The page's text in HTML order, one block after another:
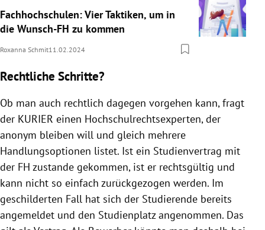
Fachhochschulen: Vier Taktiken, um in
die Wunsch-FH zu kommen
Roxanna Schmit11.02.2024
Rechtliche Schritte?
Ob man auch rechtlich dagegen vorgehen kann, fragt
der KURIER einen Hochschulrechtsexperten, der
anonym bleiben will und gleich mehrere
Handlungsoptionen listet. Ist ein Studienvertrag mit
der FH zustande gekommen, ist er rechtsgültig und
kann nicht so einfach zurückgezogen werden. Im
geschilderten Fall hat sich der Studierende bereits
angemeldet und den Studienplatz angenommen. Das